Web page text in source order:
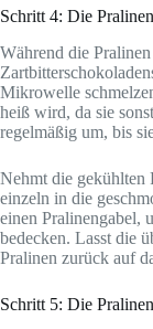
Schritt 4: Die
Während die
Mikrowelle
heiß wird, da sie
regelmäßig um, bis
Nehmt die gekühlten
einzeln in die
einen Pralinengabel,
bedecken. Lasst die
Pralinen zurück auf
Schritt 5: Die